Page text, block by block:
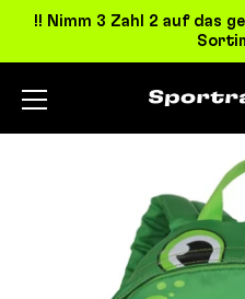
!! Nimm 3 Zahl 2 auf das